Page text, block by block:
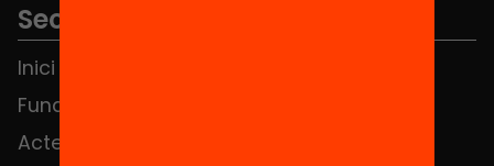
Seccions
Inici
Fundació
Actes